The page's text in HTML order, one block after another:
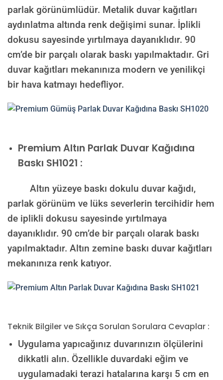
parlak görünümlüdür. Metalik duvar kağıtları
aydınlatma altında renk değişimi sunar. İplikli
dokusu sayesinde yırtılmaya dayanıklıdır. 90
cm’de bir parçalı olarak baskı yapılmaktadır. Gri
duvar kağıtları mekanınıza modern ve yenilikçi
bir hava katmayı hedefliyor.
PremiumAltın Parlak Duvar Kağıdına
Baskı SH1021 :
Altın yüzeye baskı dokulu duvar kağıdı,
parlak görünüm ve lüks severlerin tercihidir hem
de iplikli dokusu sayesinde yırtılmaya
dayanıklıdır. 90 cm’de bir parçalı olarak baskı
yapılmaktadır. Altın zemine baskı duvar kağıtları
mekanınıza renk katıyor.
Teknik Bilgiler ve Sıkça Sorulan Sorulara Cevaplar :
Uygulama yapıcağınız duvarınızın ölçülerini
dikkatli alın. Özellikle duvardaki eğim ve
uygulamadaki terazi hatalarına karşı 5 cm en